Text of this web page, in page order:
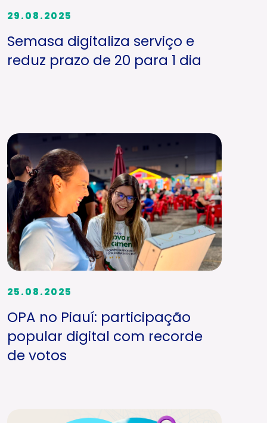
29.08.2025
Semasa digitaliza serviço e
reduz prazo de 20 para 1 dia
25.08.2025
OPA no Piauí: participação
popular digital com recorde
de votos